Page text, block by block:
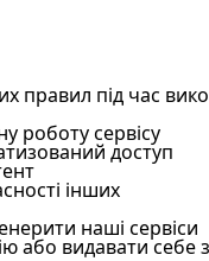
правил під час
роботу сервісу
доступ
інших
наші сервіси
або видавати себе